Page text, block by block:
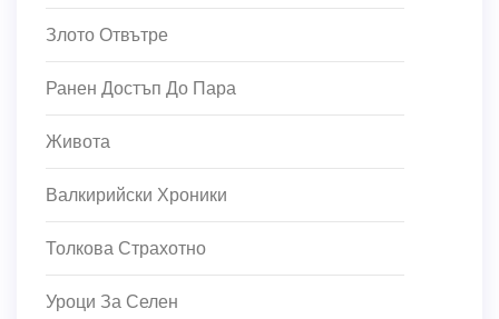
Злото Отвътре
Ранен Достъп До Пара
Живота
Валкирийски Хроники
Толкова Страхотно
Уроци За Селен